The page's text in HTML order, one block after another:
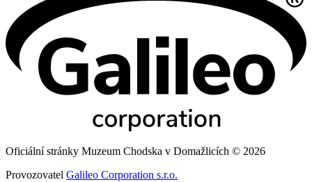
Oficiální stránky Muzeum Chodska v Domažlicích © 2026
Provozovatel Galileo Corporation s.r.o.